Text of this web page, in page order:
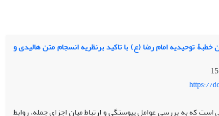
خطبۀ توحیدیه امام رضا (ع) با تاکید برنظریه انسجام متن هالیدی و
https://
است که به بررسی عوامل پیوستگی و ارتباط میان اجزای جمله، روابط